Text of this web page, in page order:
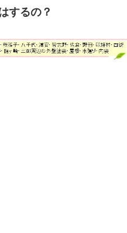
するの？